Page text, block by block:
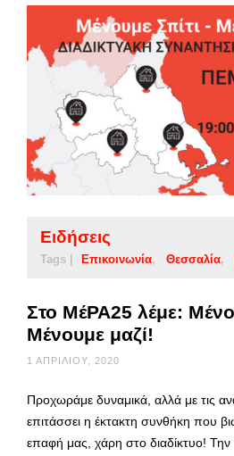
Ειδήσεις
Tags | Επικοινωνία Θεσσαλία
Στο ΜέΡΑ25 λέμε:
Μένουμε μαζί!
1 ΑΠΡΙΛΊΟΥ, 2020
Προχωράμε δυναμικά, αλλά με τις
επιτάσσει η έκτακτη συνθήκη που
επαφή μας, χάρη στο διαδίκτυο!